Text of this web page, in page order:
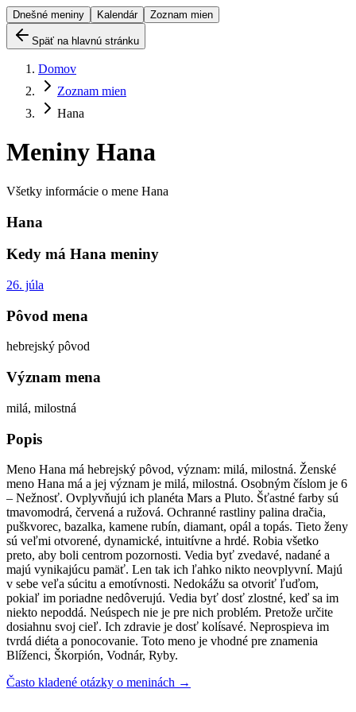
Dnešné meniny Kalendár Zoznam mien
Späť na hlavnú stránku
Domov
Zoznam mien
Hana
Meniny Hana
Všetky informácie o mene Hana
Hana
Kedy má Hana meniny
26. júla
Pôvod mena
hebrejský pôvod
Význam mena
milá, milostná
Popis
Meno Hana má hebrejský pôvod, význam: milá, milostná. Ženské
meno Hana má a jej význam je milá, milostná. Osobným číslom je 6
– Nežnosť. Ovplyvňujú ich planéta Mars a Pluto. Šťastné farby sú
tmavomodrá, červená a ružová. Ochranné rastliny palina dračia,
puškvorec, bazalka, kamene rubín, diamant, opál a topás. Tieto ženy
sú veľmi otvorené, dynamické, intuitívne a hrdé. Robia všetko
preto, aby boli centrom pozornosti. Vedia byť zvedavé, nadané a
majú vynikajúcu pamäť. Len tak ich ľahko nikto neovplyvní. Majú
v sebe veľa súcitu a emotívnosti. Nedokážu sa otvoriť ľuďom,
pokiaľ im poriadne nedôverujú. Vedia byť dosť zlostné, keď sa im
niekto nepoddá. Neúspech nie je pre nich problém. Pretože určite
dosiahnu svoj cieľ. Ich zdravie je dosť kolísavé. Neprospieva im
tvrdá diéta a ponocovanie. Toto meno je vhodné pre znamenia
Blíženci, Škorpión, Vodnár, Ryby.
Často kladené otázky o meninách →